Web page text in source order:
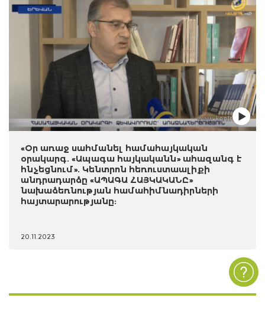
«Օր առաջ սահմանել համահայկական
օրակարգ. «Ապագա հայկականն» ահազանգ է
հնչեցնում». Կենտրոն հեռուստաալիքի
անդրադարձը «ԱՊԱԳԱ ՀԱՅԿԱԿԱՆԸ»
նախաձեռնության համահիմնադիրների
հայտարարությանը:
20.11.2023